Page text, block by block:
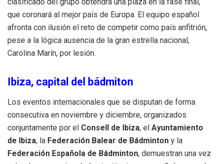
que coronará al mejor país de Europa. El equipo español
afronta con ilusión el reto de competir como país anfitrión,
pese a la lógica ausencia de la gran estrella nacional,
Carolina Marín, por lesión.
Ibiza, capital del bádmiton
Los eventos internacionales que se disputan de forma
consecutiva en noviembre y diciembre, organizados
conjuntamente por el Consell de Ibiza, el Ayuntamiento
de Ibiza, la Federación Balear de Bádminton y la
Federación Española de Bádminton, demuestran una vez